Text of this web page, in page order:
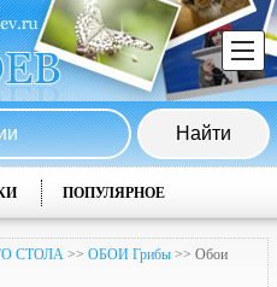
ПОПУЛЯРНОЕ
СТОЛА >> ОБОИ Грибы >> Обои